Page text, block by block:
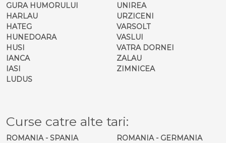
GURA HUMORULUI
HARLAU
HATEG
HUNEDOARA
HUSI
IANCA
IASI
LUDUS
UNIREA
URZICENI
VARSOLT
VASLUI
VATRA DORNEI
ZALAU
ZIMNICEA
Curse catre alte tari:
ROMANIA - SPANIA
ROMANIA - GERMANIA